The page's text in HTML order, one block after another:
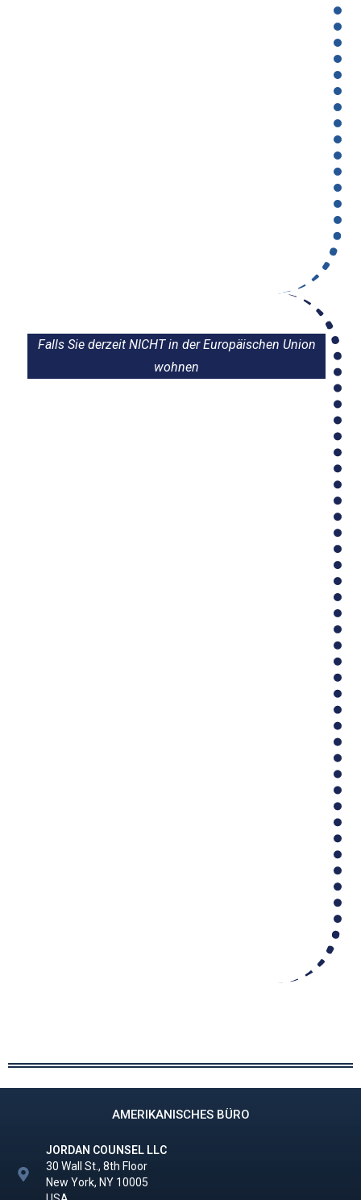
Falls Sie derzeit NICHT in der Europäischen Union
wohnen
AMERIKANISCHES BÜRO
JORDAN COUNSEL LLC
30 Wall St., 8th Floor
New York, NY 10005